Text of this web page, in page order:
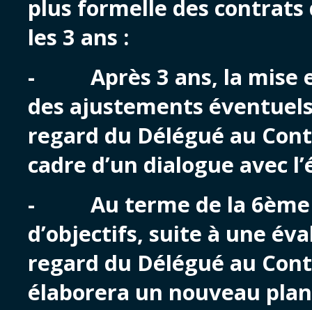
plus formelle des contrats
les 3 ans :
- Après 3 ans, la mise
des ajustements
regard du Délégué au
cadre d’un dialogue avec
- Au terme de la 6ème
d’objectifs, suite à une
regard du Délégué au
élaborera un nouveau